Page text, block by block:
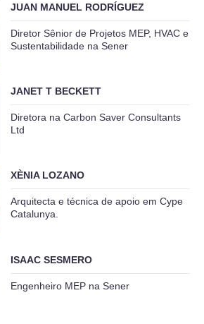
JUAN MANUEL RODRÍGUEZ
Diretor Sênior de Projetos MEP, HVAC e
Sustentabilidade na Sener
JANET T BECKETT
Diretora na Carbon Saver Consultants
Ltd
XÈNIA LOZANO
Arquitecta e técnica de apoio em Cype
Catalunya.
ISAAC SESMERO
Engenheiro MEP na Sener